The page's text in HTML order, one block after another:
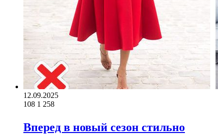
12.09.2025
108 1 258
Вперед в новый сезон стильно